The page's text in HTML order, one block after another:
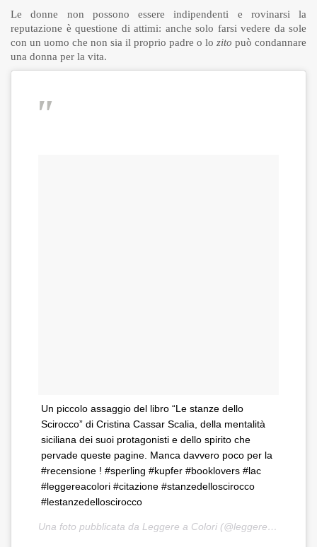
Le donne non possono essere indipendenti e rovinarsi la
reputazione è questione di attimi: anche solo farsi vedere da sole
con un uomo che non sia il proprio padre o lo zito può condannare
una donna per la vita.
Un piccolo assaggio del libro “Le stanze dello
Scirocco” di Cristina Cassar Scalia, della mentalità
siciliana dei suoi protagonisti e dello spirito che
pervade queste pagine. Manca davvero poco per la
#recensione ! #sperling #kupfer #booklovers #lac
#leggereacolori #citazione #stanzedelloscirocco
#lestanzedelloscirocco
Una foto pubblicata da Leggere a Colori (@leggereacolori) in data: